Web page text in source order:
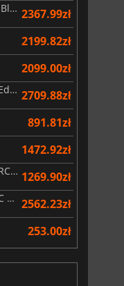
(2 x 16 GB) Vengeance RGB Black AMD Expo 6000 MHz - CAS 30 2367.99zł
2199.82zł
2099.00zł
Prime Radeon RX 9070 OC Edition 16GB 2709.88zł
891.81zł
1472.92zł
GeForce RTX 5060 WINDFORCE OC 8G 1269.90zł
Radeon RX 9070 Gaming OC 16GB 2562.23zł
253.00zł